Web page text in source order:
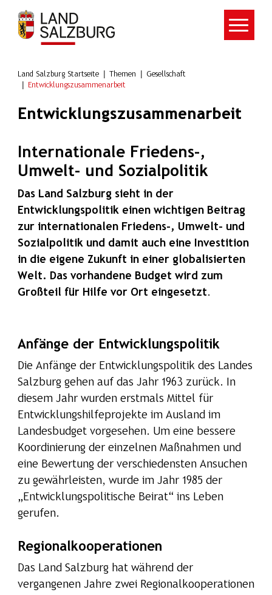
Zum Hauptinhalt springen
Land Salzburg Startseite Themen
Gesellschaft
Entwicklungszusammenarbeit
Entwicklungszusammenarbeit
Internationale Friedens-,
Umwelt- und Sozialpolitik
Das Land Salzburg sieht in der
Entwicklungspolitik einen wichtigen Beitrag
zur internationalen Friedens-, Umwelt- und
Sozialpolitik und damit auch eine Investition
in die eigene Zukunft in einer globalisierten
Welt. Das vorhandene Budget wird zum
Großteil für Hilfe vor Ort eingesetzt.
Anfänge der Entwicklungspolitik
Die Anfänge der Entwicklungspolitik des Landes
Salzburg gehen auf das Jahr 1963 zurück. In
diesem Jahr wurden erstmals Mittel für
Entwicklungshilfeprojekte im Ausland im
Landesbudget vorgesehen. Um eine bessere
Koordinierung der einzelnen Maßnahmen und
eine Bewertung der verschiedensten Ansuchen
zu gewährleisten, wurde im Jahr 1985 der
„Entwicklungspolitische Beirat“ ins Leben
gerufen.
Regionalkooperationen
Das Land Salzburg hat während der
vergangenen Jahre zwei Regionalkooperationen